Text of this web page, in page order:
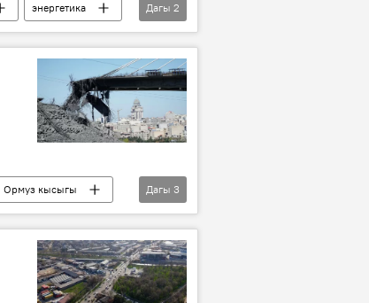
энергетика
Дагы 2
Ормуз кысыгы
Дагы 3